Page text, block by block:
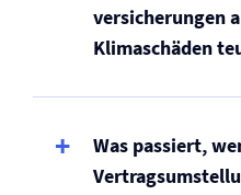
versicherungen
Klimaschäden
Was passiert,